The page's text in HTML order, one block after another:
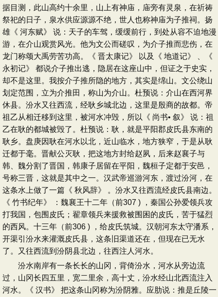
据目测，此山高约十余里，山上有神庙，庙旁有灵泉，在祈祷
祭祀的日子，泉水供应源源不绝，世人也称神庙为子推祠。扬
雄《 河东赋》 说：天子的车驾，缓缓前行，到处从容不迫地漫
游，在介山观赏风光。他为文公而磋叹，为介子推而悲伤，在
龙门称颂大禹劳苦功高。《 晋太康记》 以及《 地道记》 、《
永初记》 都说介子推出逃，隐居在这座山中，但证之于史实，
却不是这里。我按介子推所隐的地方，其实是绵山。文公绕山
划定范围，立为介推田，称山为介山。杜预说：介山在西河界
休县。汾水又往西流，经耿乡城北边，这里是殷商的故都。帝
祖乙从相迁移到这里，被河水冲毁，所以《 尚书• 叙》 说：祖
乙在耿的都城被毁了。杜预说：耿，就是平阳郡皮氏县东南的
耿乡。盘庚因耿在河水以北，近山临水，地方狭窄，于是从耿
迁都于毫。晋献公灭耿，把这地方封给赵夙，后来赵襄子与
韩、魏分割了晋国，韩康子居留在平阳，魏桓子定都于安邑，
号称三晋，这就是其中之一。汉武帝巡游河东，渡过汾河，在
这条水上做了一篇《 秋风辞》 。汾水又往西流经皮氏县南边。
《 竹书纪年》 ：魏襄王十二年（前307 ) ，秦国公孙爱领兵攻
打我国，包围皮氏；翟章领兵来援救被围困的皮氏，苦于猛烈
的西风。十三年（前306 ) ，给皮氏筑城。汉朝河东太守潘系，
开渠引汾水来灌溉皮氏县，这条旧渠道还在，但现在已无水
了。又往西流到汾阴县北边，往西注人河水。
汾水南岸有一条长长的山冈，背倚汾水，河水从旁边流
过，山冈长四五里，宽二里余，高十丈，汾水经山北西流注入
河水。《 汉书》 把这条山冈称为汾阴雅。应肋说：推是丘陵一